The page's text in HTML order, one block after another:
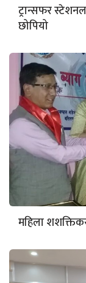
ट्रान्सफर
छोपियो
महिला